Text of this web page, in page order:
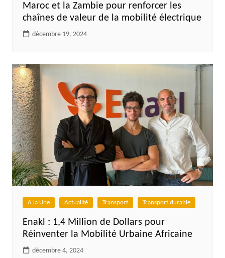
Maroc et la Zambie pour renforcer les
chaînes de valeur de la mobilité électrique
décembre 19, 2024
A la Une Actualité Transport Transport durable
Enakl : 1,4 Million de Dollars pour
Réinventer la Mobilité Urbaine Africaine
décembre 4, 2024